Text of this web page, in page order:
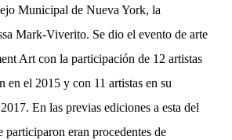
Municipal de Nueva York, la
Mark-Viverito. Se dio el evento de arte
Art con la participación de 12 artistas
en el 2015 y con 11 artistas en su
En las previas ediciones a esta del
participaron eran procedentes de